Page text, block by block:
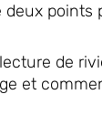
de
et